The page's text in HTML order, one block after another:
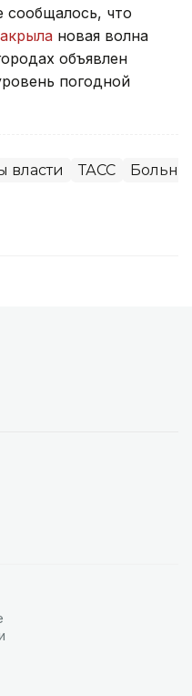
сообщалось, что
новая волна
объявлен
погодной
власти ТАСС